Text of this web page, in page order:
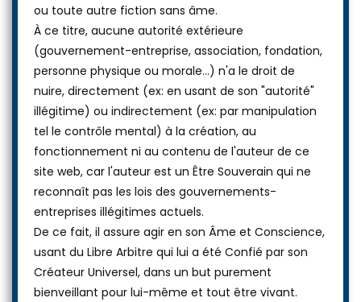
ou toute autre fiction sans âme.
À ce titre, aucune autorité extérieure
(gouvernement-entreprise, association, fondation,
personne physique ou morale...) n'a le droit de
nuire, directement (ex: en usant de son "autorité"
illégitime) ou indirectement (ex: par manipulation
tel le contrôle mental) à la création, au
fonctionnement ni au contenu de l'auteur de ce
site web, car l'auteur est un Être Souverain qui ne
reconnaît pas les lois des gouvernements-
entreprises illégitimes actuels.
De ce fait, il assure agir en son Âme et Conscience,
usant du Libre Arbitre qui lui a été Confié par son
Créateur Universel, dans un but purement
bienveillant pour lui-même et tout être vivant.